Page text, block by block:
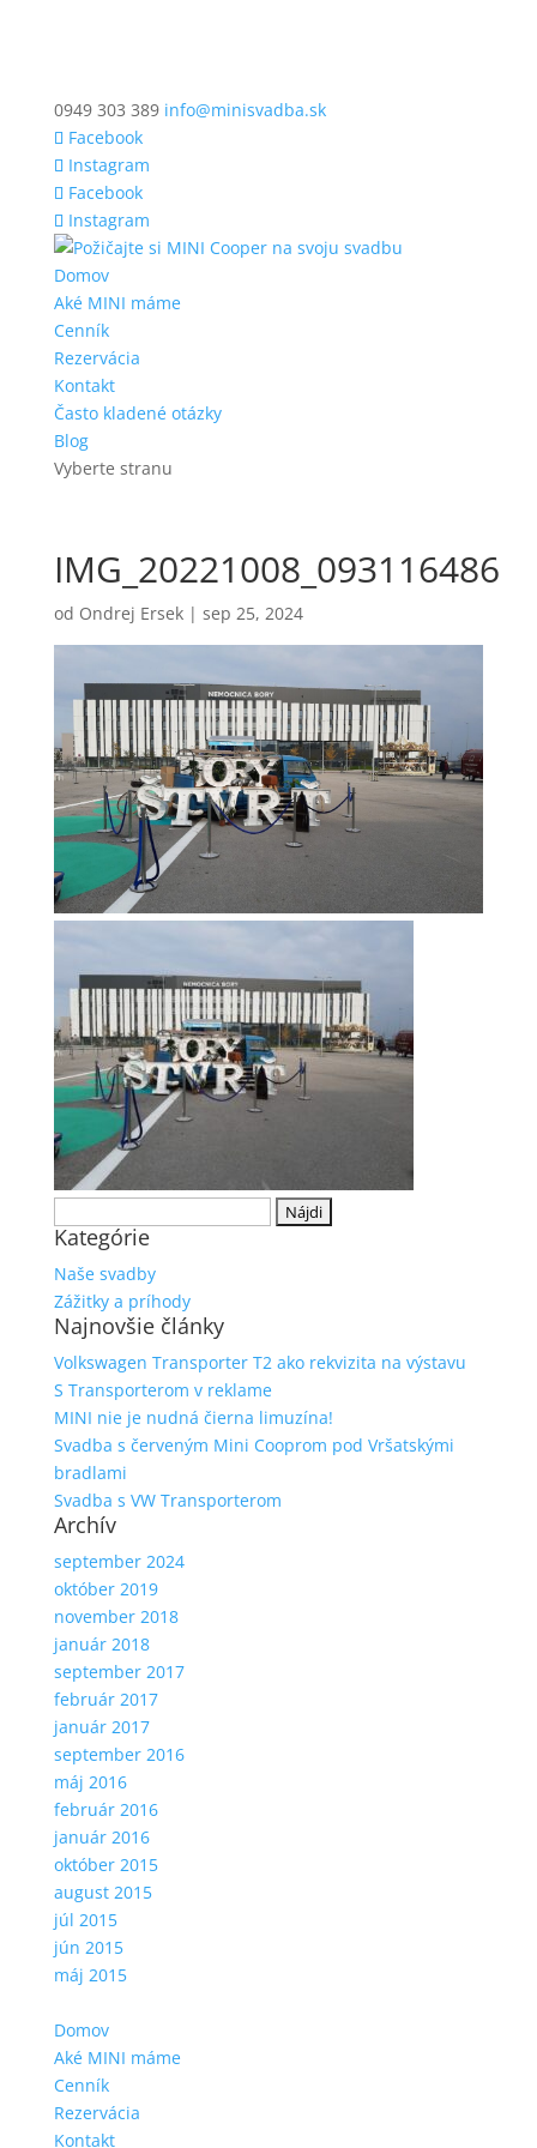
0949 303 389 info@minisvadba.sk
Facebook
Instagram
Facebook
Instagram
Domov
Aké MINI máme
Cenník
Rezervácia
Kontakt
Často kladené otázky
Blog
Vyberte stranu
IMG_20221008_093116486
od Ondrej Ersek| sep 25, 2024
Kategórie
Naše svadby
Zážitky a príhody
Najnovšie články
Volkswagen Transporter T2 ako rekvizita na výstavu
S Transporterom v reklame
MINI nie je nudná čierna limuzína!
Svadba s červeným Mini Cooprom pod Vršatskými
bradlami
Svadba s VW Transporterom
Archív
september 2024
október 2019
november 2018
január 2018
september 2017
február 2017
január 2017
september 2016
máj 2016
február 2016
január 2016
október 2015
august 2015
júl 2015
jún 2015
máj 2015
Domov
Aké MINI máme
Cenník
Rezervácia
Kontakt